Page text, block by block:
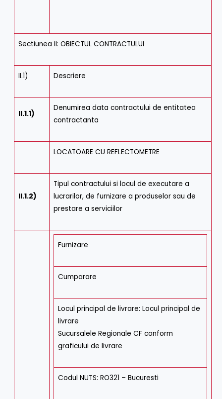
Sectiunea II: OBIECTUL CONTRACTULUI
II.1) Descriere
II.1.1)
Denumirea data contractului de entitatea
contractanta
LOCATOARE CU REFLECTOMETRE
II.1.2)
Tipul contractului si locul de executare a
lucrarilor, de furnizare a produselor sau de
prestare a serviciilor
Furnizare
Cumparare
Locul principal de livrare: Locul principal de
livrare
Sucursalele Regionale CF conform
graficului de livrare
Codul NUTS: RO321 – Bucuresti